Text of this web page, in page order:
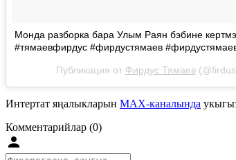
Монда разборка бара Улым Раян бэбине
#тямаевфирдус #фирдустямаев
Публикация от Фирдус Тямаев
Интертат яңалыкларын MAX-каналында
Комментарийлар (0)